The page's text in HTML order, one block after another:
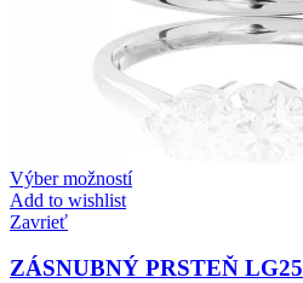
Výber možností
Add to wishlist
Zavrieť
ZÁSNUBNÝ PRSTEŇ LG25